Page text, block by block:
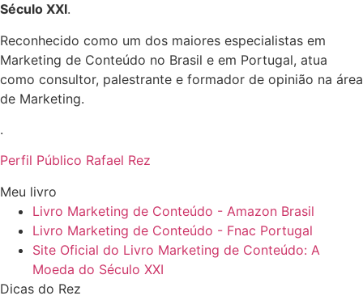
Século XXI.
Reconhecido como um dos maiores especialistas em
Marketing de Conteúdo no Brasil e em Portugal, atua
como consultor, palestrante e formador de opinião na área
de Marketing.
.
Perfil Público Rafael Rez
Meu livro
Livro Marketing de Conteúdo - Amazon Brasil
Livro Marketing de Conteúdo - Fnac Portugal
Site Oficial do Livro Marketing de Conteúdo: A
Moeda do Século XXI
Dicas do Rez